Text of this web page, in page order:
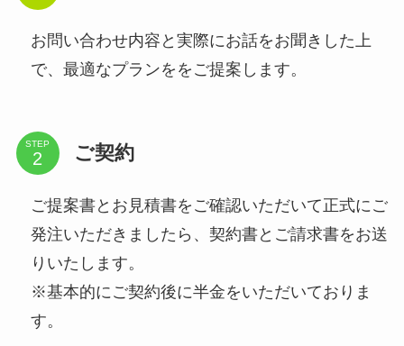
お問い合わせ内容と実際にお話をお聞きした上
で、最適なプランををご提案します。
STEP ご契約
ご提案書とお見積書をご確認いただいて正式にご
発注いただきましたら、契約書とご請求書をお送
りいたします。
※基本的にご契約後に半金をいただいておりま
す。